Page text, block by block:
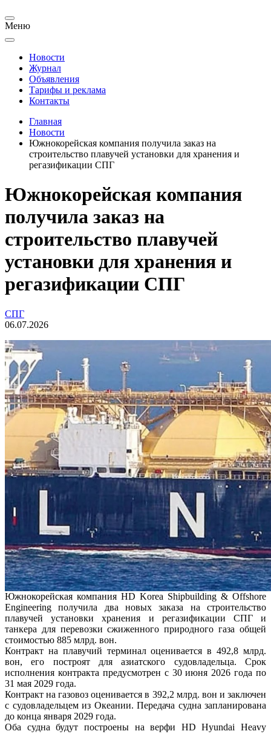
Меню
Новости
Журнал
Объявления
Тарифы и реклама
Контакты
Главная
Новости
Южнокорейская компания получила заказ на
строительство плавучей установки для хранения и
регазификации СПГ
Южнокорейская компания
получила заказ на
строительство плавучей
установки для хранения и
регазификации СПГ
СПГ
06.07.2026
Южнокорейская компания HD Korea Shipbuilding & Offshore
Engineering получила два новых заказа на строительство
плавучей установки хранения и регазификации СПГ и
танкера для перевозки сжиженного природного газа общей
стоимостью 885 млрд. вон.
Контракт на плавучий терминал оценивается в 492,8 млрд.
вон, его построят для азиатского судовладельца. Срок
исполнения контракта предусмотрен с 30 июня 2026 года по
31 мая 2029 года.
Контракт на газовоз оценивается в 392,2 млрд. вон и заключен
с судовладельцем из Океании. Передача судна запланирована
до конца января 2029 года.
Оба судна будут построены на верфи HD Hyundai Heavy